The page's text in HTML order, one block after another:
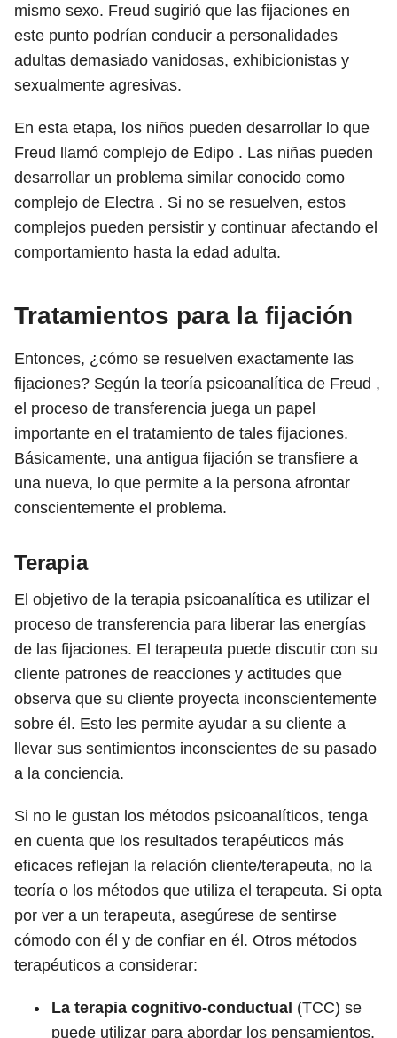
mismo sexo. Freud sugirió que las fijaciones en
este punto podrían conducir a personalidades
adultas demasiado vanidosas, exhibicionistas y
sexualmente agresivas.
En esta etapa, los niños pueden desarrollar lo que
Freud llamó complejo de Edipo . Las niñas pueden
desarrollar un problema similar conocido como
complejo de Electra . Si no se resuelven, estos
complejos pueden persistir y continuar afectando el
comportamiento hasta la edad adulta.
Tratamientos para la fijación
Entonces, ¿cómo se resuelven exactamente las
fijaciones? Según la teoría psicoanalítica de Freud ,
el proceso de transferencia juega un papel
importante en el tratamiento de tales fijaciones.
Básicamente, una antigua fijación se transfiere a
una nueva, lo que permite a la persona afrontar
conscientemente el problema.
Terapia
El objetivo de la terapia psicoanalítica es utilizar el
proceso de transferencia para liberar las energías
de las fijaciones. El terapeuta puede discutir con su
cliente patrones de reacciones y actitudes que
observa que su cliente proyecta inconscientemente
sobre él. Esto les permite ayudar a su cliente a
llevar sus sentimientos inconscientes de su pasado
a la conciencia.
Si no le gustan los métodos psicoanalíticos, tenga
en cuenta que los resultados terapéuticos más
eficaces reflejan la relación cliente/terapeuta, no la
teoría o los métodos que utiliza el terapeuta. Si opta
por ver a un terapeuta, asegúrese de sentirse
cómodo con él y de confiar en él. Otros métodos
terapéuticos a considerar:
La terapia cognitivo-conductual (TCC) se
puede utilizar para abordar los pensamientos,